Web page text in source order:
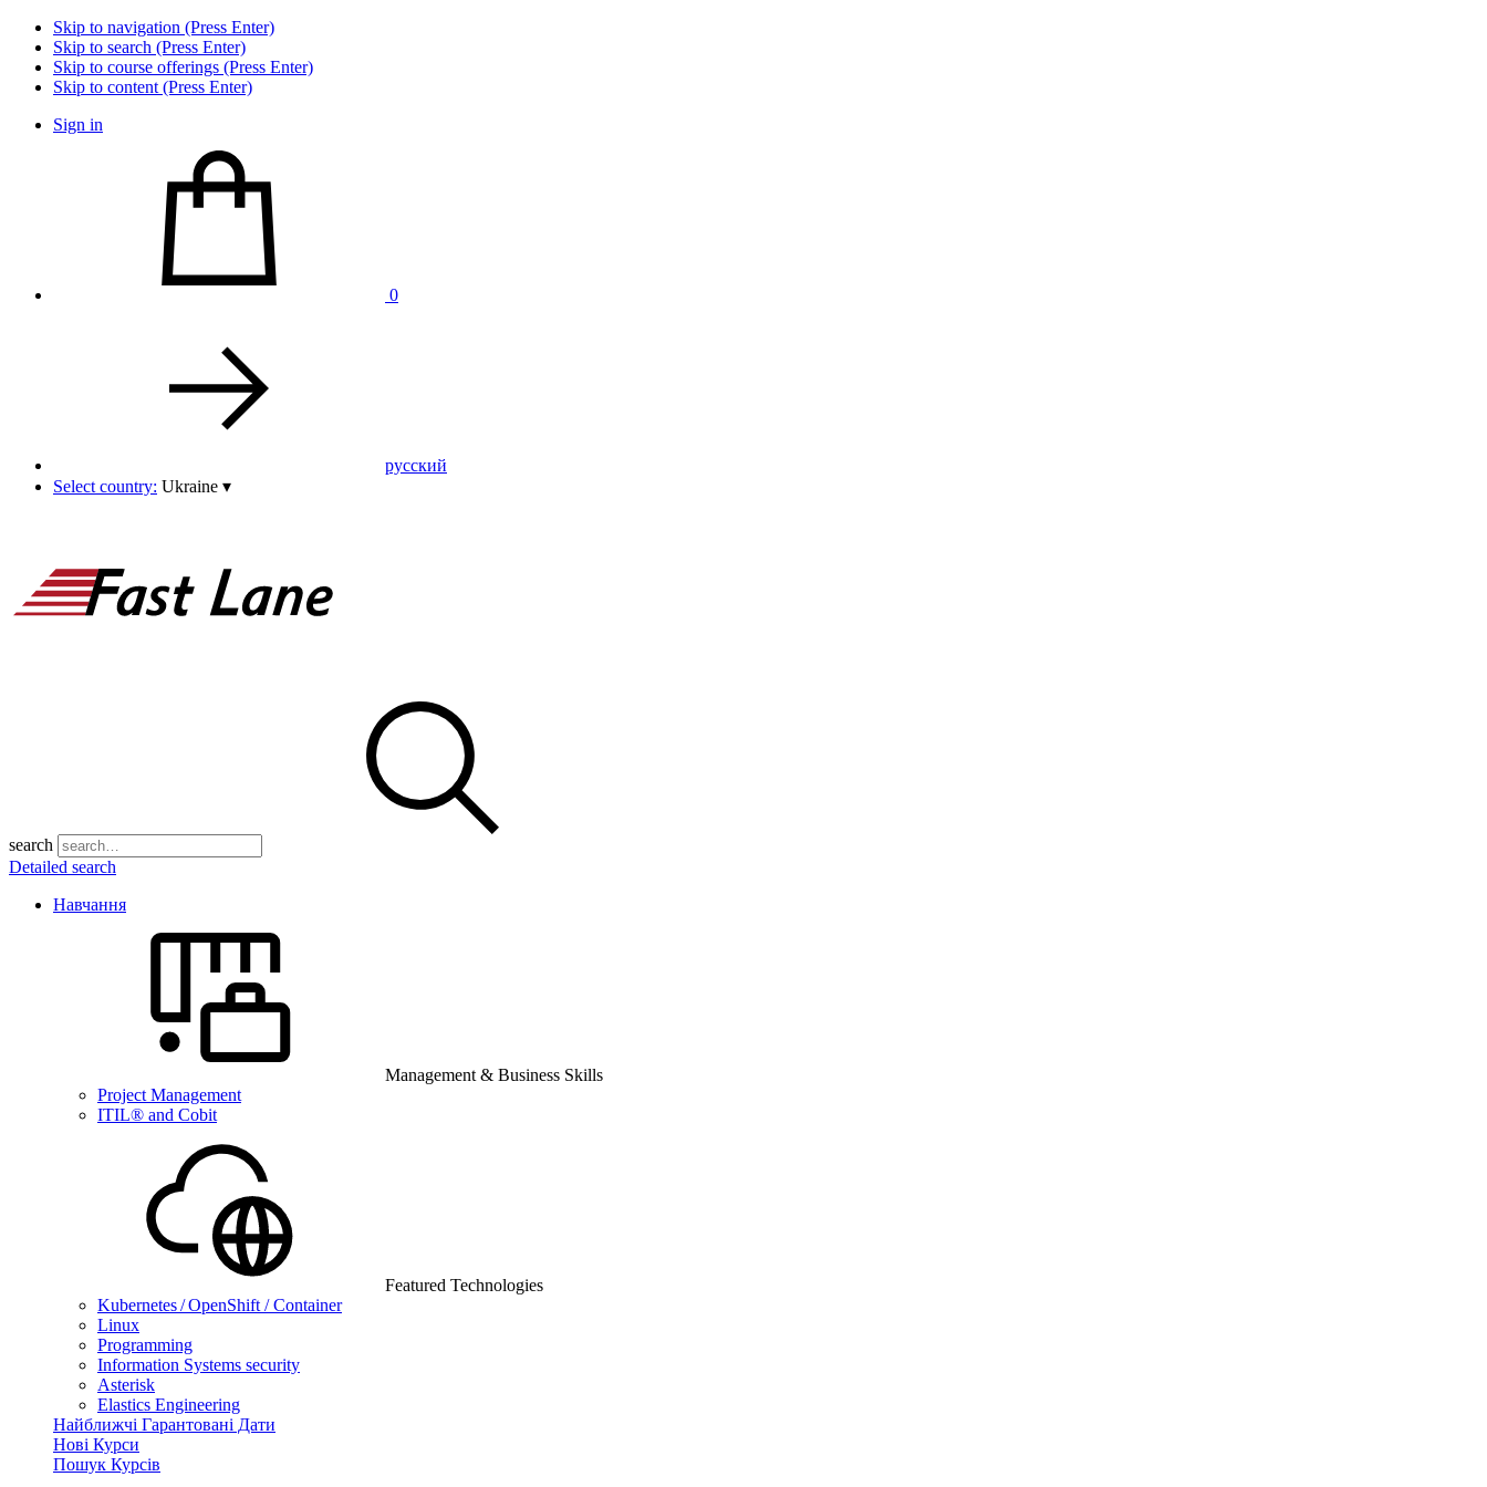
Skip to navigation (Press Enter)
Skip to search (Press Enter)
Skip to course offerings (Press Enter)
Skip to content (Press Enter)
Sign in
0
pусский
Select country: Ukraine ▾
search
Detailed search
Навчання
Management & Business Skills
Project Management
ITIL® and Cobit
Featured Technologies
Kubernetes / OpenShift / Container
Linux
Programming
Information Systems security
Asterisk
Elastics Engineering
Найближчі Гарантовані Дати
Нові Курси
Пошук Курсів